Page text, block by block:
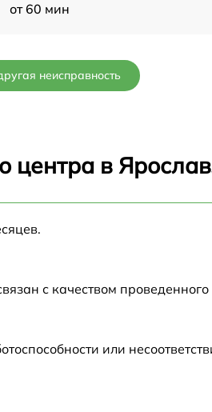
от 60 мин
от 60 мин
неисправность
центра в
с качеством
или